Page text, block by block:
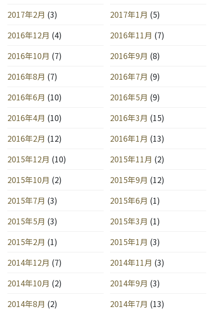
2017年2月 (3) 2017年1月 (5)
2016年12月 (4) 2016年11月 (7)
2016年10月 (7) 2016年9月 (8)
2016年8月 (7) 2016年7月 (9)
2016年6月 (10) 2016年5月 (9)
2016年4月 (10) 2016年3月 (15)
2016年2月 (12) 2016年1月 (13)
2015年12月 (10) 2015年11月 (2)
2015年10月 (2) 2015年9月 (12)
2015年7月 (3) 2015年6月 (1)
2015年5月 (3) 2015年3月 (1)
2015年2月 (1) 2015年1月 (3)
2014年12月 (7) 2014年11月 (3)
2014年10月 (2) 2014年9月 (3)
2014年8月 (2) 2014年7月 (13)